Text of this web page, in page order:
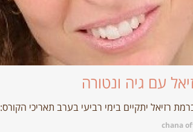
עם גיה ונטורה
בימי רביעי בערב תאריכי הקורס: 3, 10, 17, 24 לדצמבר 2025. הקורס
chana